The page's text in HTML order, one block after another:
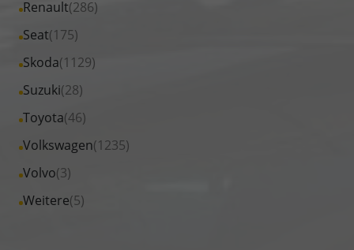
anzeigen
Opel
anzeigen
Peugeot
anzeigen
Renault(286)
Alle
Fahrzeuge
Renault
anzeigen
Seat(175)
Alle
Fahrzeuge
Seat
anzeigen
Skoda(1129)
Alle
Fahrzeuge
Skoda
anzeigen
Suzuki(28)
Alle
Fahrzeuge
Suzuki
anzeigen
Toyota(46)
Alle
Fahrzeuge
Toyota
anzeigen
Volkswagen(1235)
Alle
Fahrzeuge
Volkswagen
Volvo(3)
Alle
Fahrzeuge
Weitere(5)
Alle